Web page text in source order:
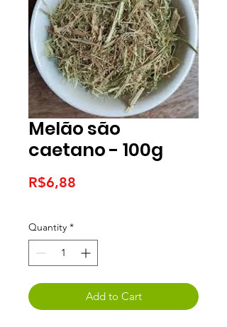
Melão são
caetano - 100g
R$6,88
Quantity *
Add to Cart